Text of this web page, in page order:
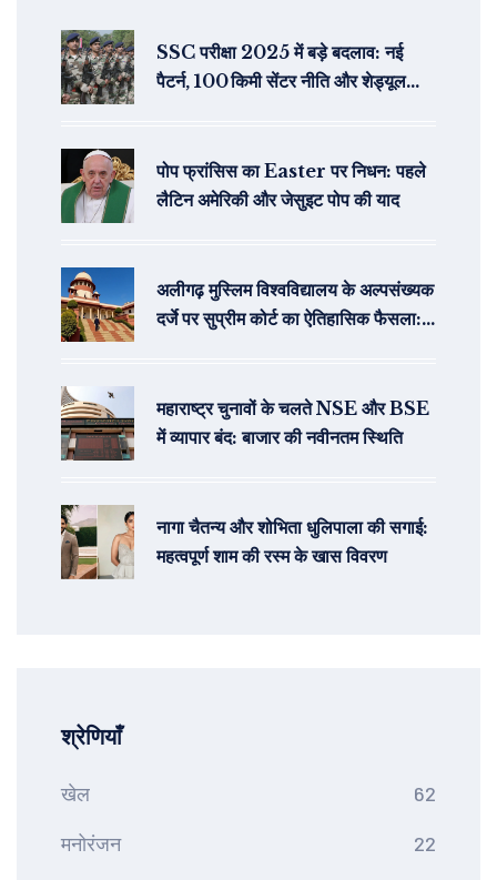
SSC परीक्षा 2025 में बड़े बदलाव: नई
पैटर्न, 100 किमी सेंटर नीति और शेड्यूल
पोप फ्रांसिस का Easter पर निधन: पहले
लैटिन अमेरिकी और जेसुइट पोप की याद
अलीगढ़ मुस्लिम विश्वविद्यालय के अल्पसंख्यक
दर्जे पर सुप्रीम कोर्ट का ऐतिहासिक फैसला:
महाराष्ट्र चुनावों के चलते NSE और BSE
में व्यापार बंद: बाजार की नवीनतम स्थिति
नागा चैतन्य और शोभिता धुलिपाला की सगाई:
महत्वपूर्ण शाम की रस्म के खास विवरण
श्रेणियाँ
खेल 62
मनोरंजन 22